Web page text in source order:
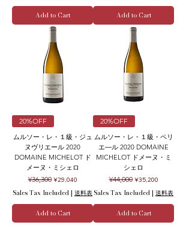
Add to Cart Add to Cart
20%OFF
ムルソー・レ・１級・ジュ
ヌヴリエール 2020
DOMAINE MICHELOT ド
メーヌ・ミシェロ
Regular Price
¥36,300 Sale Price
¥29,040
Sales Tax Included | 送料表
Add to Cart
20%OFF
ムルソー・レ・１級・ペリ
エ―ル 2020 DOMAINE
MICHELOT ドメーヌ・ミ
シェロ
Regular Price
¥44,000 Sale Price
¥35,200
Sales Tax Included | 送料表
Add to Cart